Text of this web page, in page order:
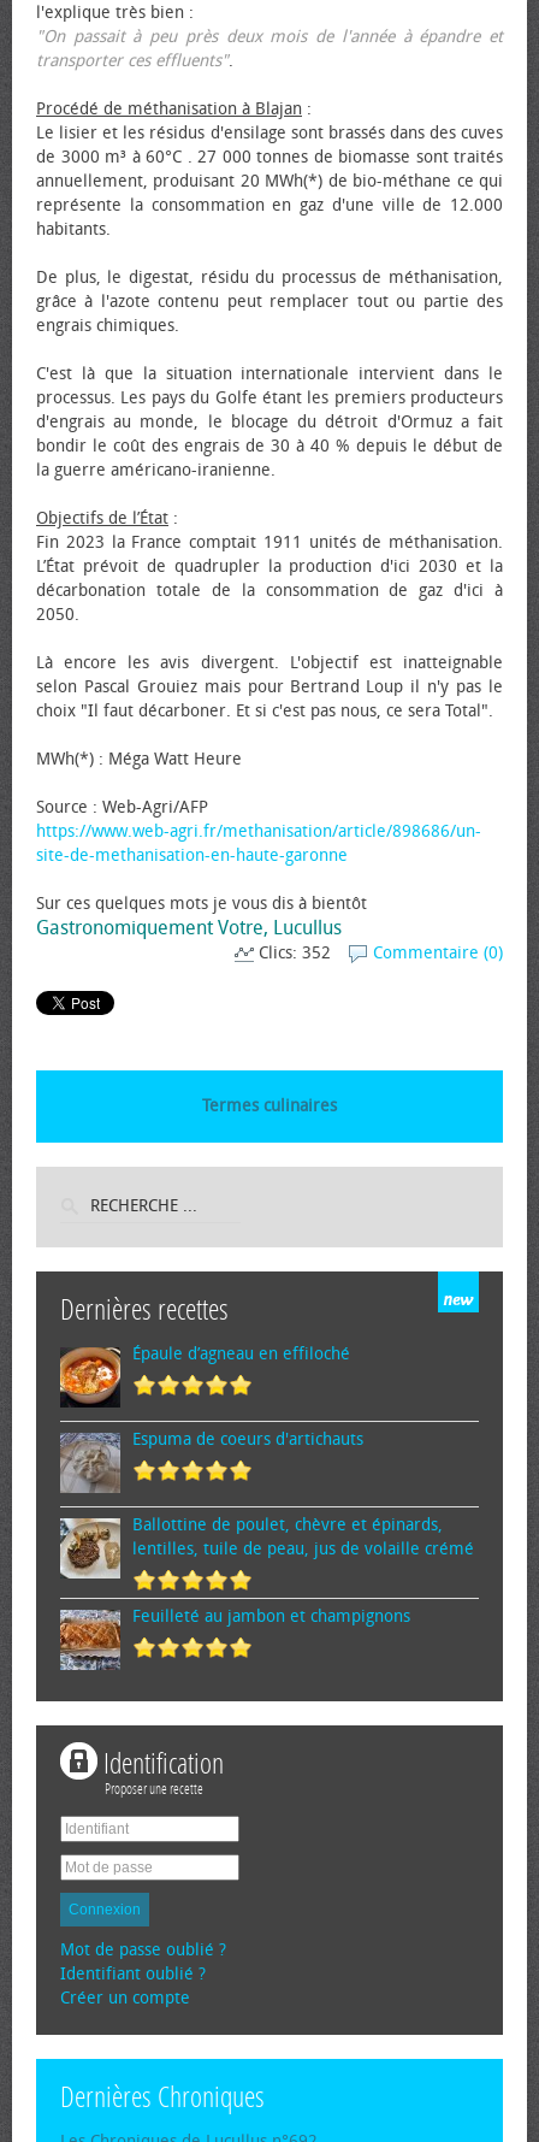
l'explique très bien :
"On passait à peu près deux mois de l'année à épandre et
transporter ces effluents".
Procédé de méthanisation à Blajan :
Le lisier et les résidus d'ensilage sont brassés dans des cuves
de 3000 m³ à 60°C . 27 000 tonnes de biomasse sont traités
annuellement, produisant 20 MWh(*) de bio-méthane ce qui
représente la consommation en gaz d'une ville de 12.000
habitants.
De plus, le digestat, résidu du processus de méthanisation,
grâce à l'azote contenu peut remplacer tout ou partie des
engrais chimiques.
C'est là que la situation internationale intervient dans le
processus. Les pays du Golfe étant les premiers producteurs
d'engrais au monde, le blocage du détroit d'Ormuz a fait
bondir le coût des engrais de 30 à 40 % depuis le début de
la guerre américano-iranienne.
Objectifs de l’État :
Fin 2023 la France comptait 1911 unités de méthanisation.
L’État prévoit de quadrupler la production d'ici 2030 et la
décarbonation totale de la consommation de gaz d'ici à
2050.
Là encore les avis divergent. L'objectif est inatteignable
selon Pascal Grouiez mais pour Bertrand Loup il n'y pas le
choix "Il faut décarboner. Et si c'est pas nous, ce sera Total".
MWh(*) : Méga Watt Heure
Source : Web-Agri/AFP
https://www.web-agri.fr/methanisation/article/898686/un-
site-de-methanisation-en-haute-garonne
Sur ces quelques mots je vous dis à bientôt
Gastronomiquement Votre, Lucullus
Commentaire (0)
Clics: 352
Termes culinaires
Dernières recettes
Épaule d’agneau en effiloché
Espuma de cœurs d'artichauts
Ballottine de poulet, chèvre et épinards,
lentilles, tuile de peau, jus de volaille crémé
Feuilleté au jambon et champignons
Identification
Proposer une recette
Connexion
Mot de passe oublié ?
Identifiant oublié ?
Créer un compte
Dernières Chroniques